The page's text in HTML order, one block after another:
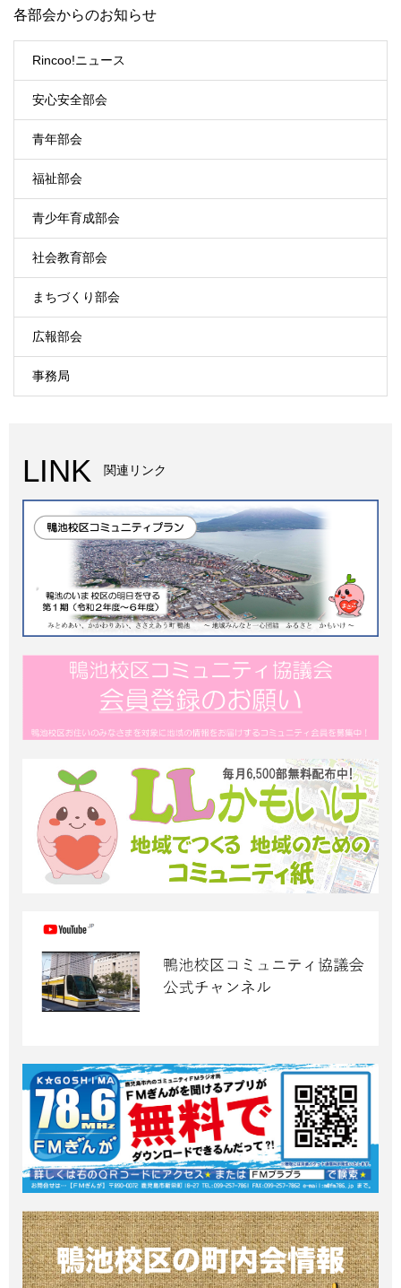
各部会からのお知らせ
Rincoo!ニュース
安心安全部会
青年部会
福祉部会
青少年育成部会
社会教育部会
まちづくり部会
広報部会
事務局
LINK 関連リンク